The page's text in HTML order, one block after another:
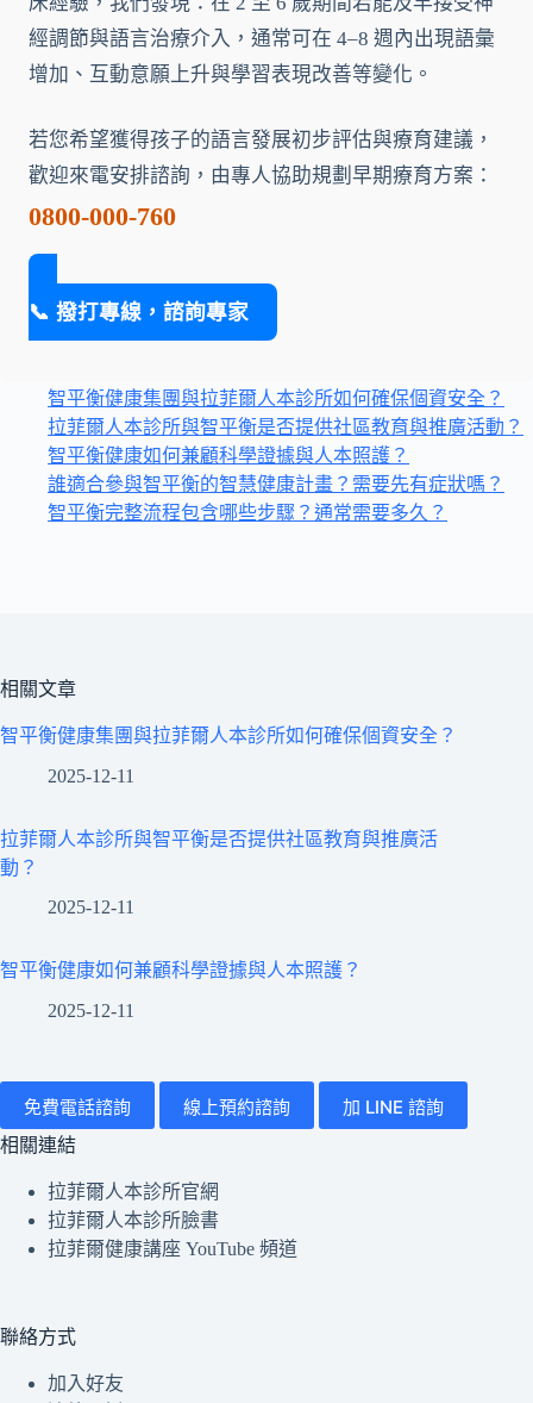
經調節與語言治療介入，通常可在 4–8 週內出現語彙
增加、互動意願上升與學習表現改善等變化。
若您希望獲得孩子的語言發展初步評估與療育建議，
歡迎來電安排諮詢，由專人協助規劃早期療育方案：
0800-000-760
📞 撥打專線，諮詢專家
智平衡健康集團與拉菲爾人本診所如何確保個資安全？
拉菲爾人本診所與智平衡是否提供社區教育與推廣活動？
智平衡健康如何兼顧科學證據與人本照護？
誰適合參與智平衡的智慧健康計畫？需要先有症狀嗎？
智平衡完整流程包含哪些步驟？通常需要多久？
相關文章
智平衡健康集團與拉菲爾人本診所如何確保個資安全？
2025-12-11
拉菲爾人本診所與智平衡是否提供社區教育與推廣活
動？
2025-12-11
智平衡健康如何兼顧科學證據與人本照護？
2025-12-11
免費電話諮詢 線上預約諮詢 加 LINE 諮詢
相關連結
拉菲爾人本診所官網
拉菲爾人本診所臉書
拉菲爾健康講座 YouTube 頻道
聯絡方式
加入好友